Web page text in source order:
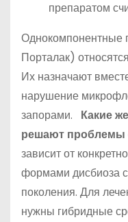
препаратом
Однокомпонентные
Порталак)
Их назначают
нарушение
запорами. Какие
решают проблемы
зависит от
формами дисбиоза
поколения. Для
нужны гибридные